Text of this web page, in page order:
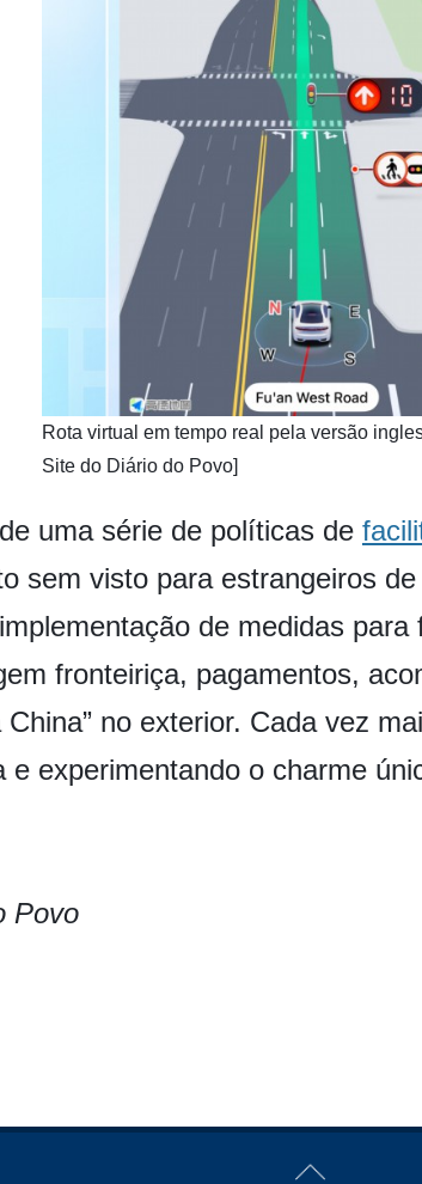
Rota virtual em tempo real pela versão
Site do Diário do Povo]
uma série de políticas de
sem visto para estrangeiros
de medidas
fronteiriça, pagamentos,
China” no exterior. Cada vez
experimentando o charme
Povo